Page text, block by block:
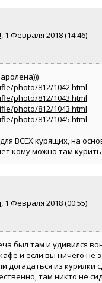
, 1 Февраля 2018 (14:46)
photo/812/1042.html
photo/812/1043.html
photo/812/1043.html
photo/812/1045.html
ВСЕХ курящих, на
кому можно там курить
, 1 Февраля 2018 (00:55)
был там и удивился
и если вы ничего не
догадаться из
там никто не